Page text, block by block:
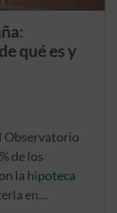
qué es y
Observatorio
de los
la hipoteca
en